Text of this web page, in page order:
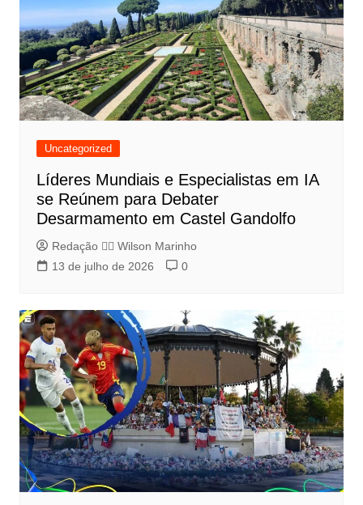
Uncategorized
Líderes Mundiais e Especialistas em IA
se Reúnem para Debater
Desarmamento em Castel Gandolfo
Redação 👨‍⚖️​ Wilson Marinho
13 de julho de 2026
0